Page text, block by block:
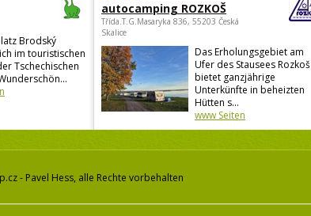
Brodský
im touristischen
Tschechischen
autocamping ROZKOŠ
Třída.T.G.Masaryka 836, 55203 Česká
Skalice
Das Erholungsgebiet am
Ufer des Stausees Rozkoš
bietet ganzjährige
Unterkünfte in beheizten
Hütten s...
www Seiten
- Pavel Hess, alle Rechte vorbehalten